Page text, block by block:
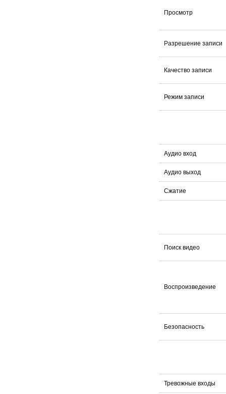
Просмотр
Разрешение записи
Качество записи
Режим записи
Аудио вход
Аудио выход
Сжатие
Поиск видео
Воспроизведение
Безопасность
Тревожные входы